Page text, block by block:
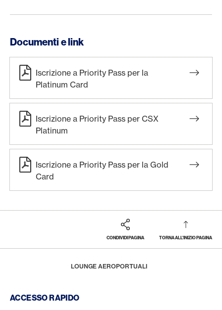
Documenti e link
Iscrizione a Priority Pass per la
Platinum Card
Iscrizione a Priority Pass per CSX
Platinum
Iscrizione a Priority Pass per la Gold
Card
CONDIVIDI PAGINA TORNA ALL'INIZIO PAGINA
LOUNGE AEROPORTUALI
Footer Navigation
ACCESSO RAPIDO